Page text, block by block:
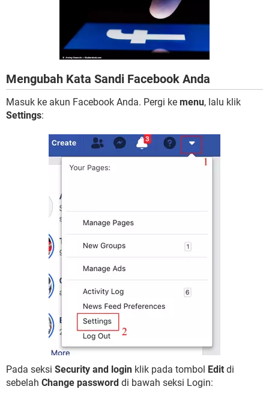
Mengubah Kata Sandi Facebook Anda
Masuk ke akun Facebook Anda. Pergi ke menu, lalu klik
Settings:
Pada seksi Security and login klik pada tombol Edit di
sebelah Change password di bawah seksi Login: